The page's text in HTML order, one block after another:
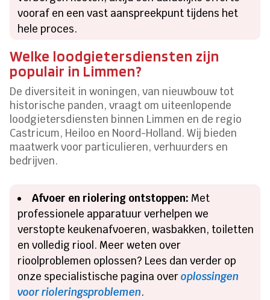
vooraf en een vast aanspreekpunt tijdens het
hele proces.
Welke loodgietersdiensten zijn
populair in Limmen?
De diversiteit in woningen, van nieuwbouw tot
historische panden, vraagt om uiteenlopende
loodgietersdiensten binnen Limmen en de regio
Castricum, Heiloo en Noord-Holland. Wij bieden
maatwerk voor particulieren, verhuurders en
bedrijven.
Afvoer en riolering ontstoppen: Met
professionele apparatuur verhelpen we
verstopte keukenafvoeren, wasbakken, toiletten
en volledig riool. Meer weten over
rioolproblemen oplossen? Lees dan verder op
onze specialistische pagina overoplossingen
voor rioleringsproblemen.